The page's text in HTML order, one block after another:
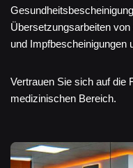
Übersetzungsarbeiten
und Impfbescheinigungen
Vertrauen Sie sich auf die
medizinischen Bereich.